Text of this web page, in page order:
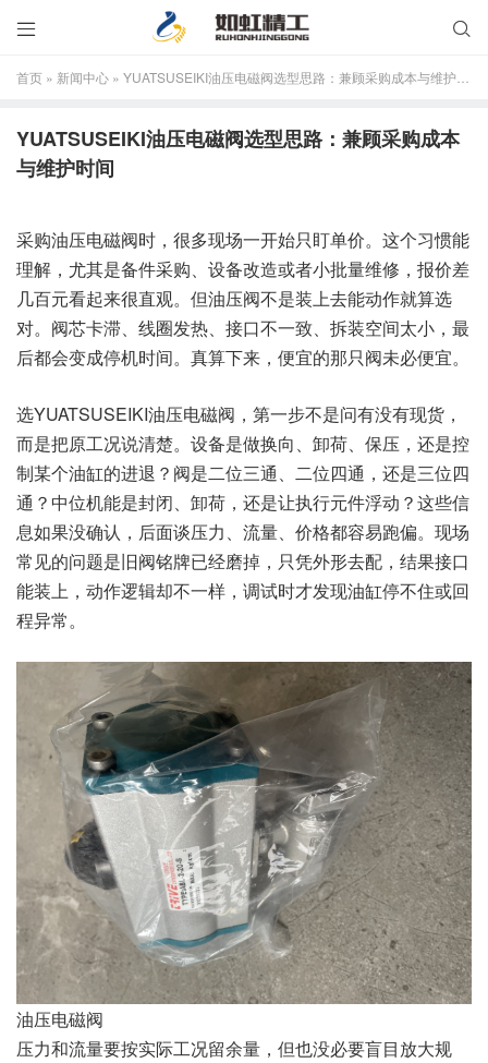


首页 » 新闻中心 » YUATSUSEIKI油压电磁阀选型思路：兼顾采购成本与维护时间
YUATSUSEIKI油压电磁阀选型思路：兼顾采购成本
与维护时间
采购油压电磁阀时，很多现场一开始只盯单价。这个习惯能
理解，尤其是备件采购、设备改造或者小批量维修，报价差
几百元看起来很直观。但油压阀不是装上去能动作就算选
对。阀芯卡滞、线圈发热、接口不一致、拆装空间太小，最
后都会变成停机时间。真算下来，便宜的那只阀未必便宜。
选YUATSUSEIKI油压电磁阀，第一步不是问有没有现货，
而是把原工况说清楚。设备是做换向、卸荷、保压，还是控
制某个油缸的进退？阀是二位三通、二位四通，还是三位四
通？中位机能是封闭、卸荷，还是让执行元件浮动？这些信
息如果没确认，后面谈压力、流量、价格都容易跑偏。现场
常见的问题是旧阀铭牌已经磨掉，只凭外形去配，结果接口
能装上，动作逻辑却不一样，调试时才发现油缸停不住或回
程异常。
油压电磁阀
压力和流量要按实际工况留余量，但也没必要盲目放大规